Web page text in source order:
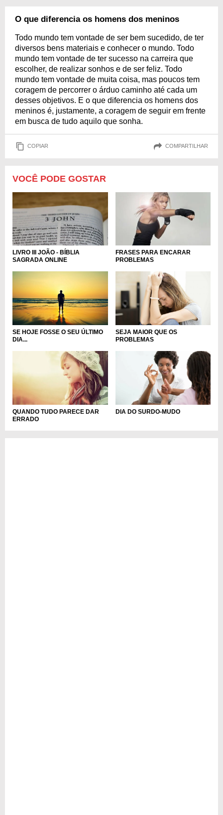
O que diferencia os homens dos meninos
Todo mundo tem vontade de ser bem sucedido, de ter
diversos bens materiais e conhecer o mundo. Todo
mundo tem vontade de ter sucesso na carreira que
escolher, de realizar sonhos e de ser feliz. Todo
mundo tem vontade de muita coisa, mas poucos tem
coragem de percorrer o árduo caminho até cada um
desses objetivos. E o que diferencia os homens dos
meninos é, justamente, a coragem de seguir em frente
em busca de tudo aquilo que sonha.
COPIAR COMPARTILHAR
VOCÊ PODE GOSTAR
LIVRO III JOÃO - BÍBLIA
SAGRADA ONLINE
FRASES PARA ENCARAR
PROBLEMAS
SE HOJE FOSSE O SEU ÚLTIMO
DIA...
SEJA MAIOR QUE OS
PROBLEMAS
QUANDO TUDO PARECE DAR
ERRADO
DIA DO SURDO-MUDO